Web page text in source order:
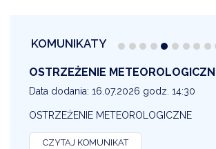
KOMUNIKATY
OSTRZEŻENIE
Data dodania: 16.07.2026 godz. 14:30
OSTRZEŻENIE METEOROLOGICZNE
CZYTAJ KOMUNIKAT